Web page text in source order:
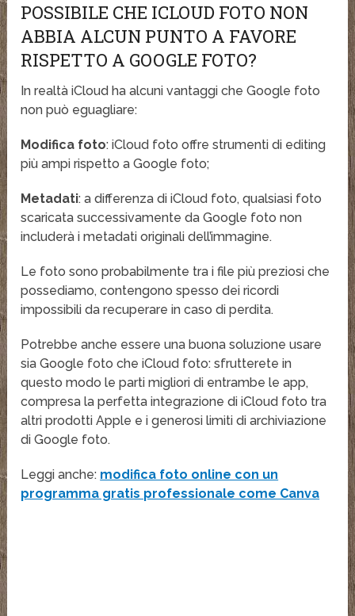
POSSIBILE CHE ICLOUD FOTO NON
ABBIA ALCUN PUNTO A FAVORE
RISPETTO A GOOGLE FOTO?
In realtà iCloud ha alcuni vantaggi che Google foto
non può eguagliare:
Modifica foto: iCloud foto offre strumenti di editing
più ampi rispetto a Google foto;
Metadati: a differenza di iCloud foto, qualsiasi foto
scaricata successivamente da Google foto non
includerà i metadati originali dell’immagine.
Le foto sono probabilmente tra i file più preziosi che
possediamo, contengono spesso dei ricordi
impossibili da recuperare in caso di perdita.
Potrebbe anche essere una buona soluzione usare
sia Google foto che iCloud foto: sfrutterete in
questo modo le parti migliori di entrambe le app,
compresa la perfetta integrazione di iCloud foto tra
altri prodotti Apple e i generosi limiti di archiviazione
di Google foto.
Leggi anche: modifica foto online con un
programma gratis professionale come Canva